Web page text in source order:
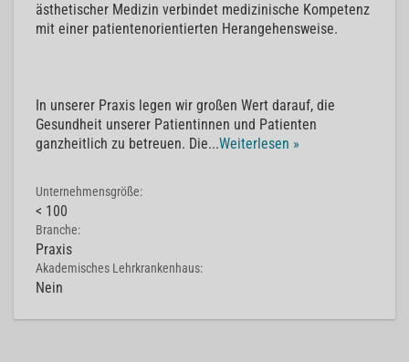
ästhetischer Medizin verbindet medizinische Kompetenz
mit einer patientenorientierten Herangehensweise.
In unserer Praxis legen wir großen Wert darauf, die
Gesundheit unserer Patientinnen und Patienten
ganzheitlich zu betreuen. Die...Weiterlesen »
Unternehmensgröße:
< 100
Branche:
Praxis
Akademisches Lehrkrankenhaus:
Nein